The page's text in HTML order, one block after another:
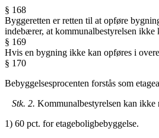
§ 168
Byggeretten er retten til at opføre
indebærer, at kommunalbestyrelsen ikke
§ 169
Hvis en bygning ikke kan opføres i
§ 170
Bebyggelsesprocenten forstås som
Stk. 2. Kommunalbestyrelsen kan ikke
1) 60 pct. for etageboligbebyggelse.